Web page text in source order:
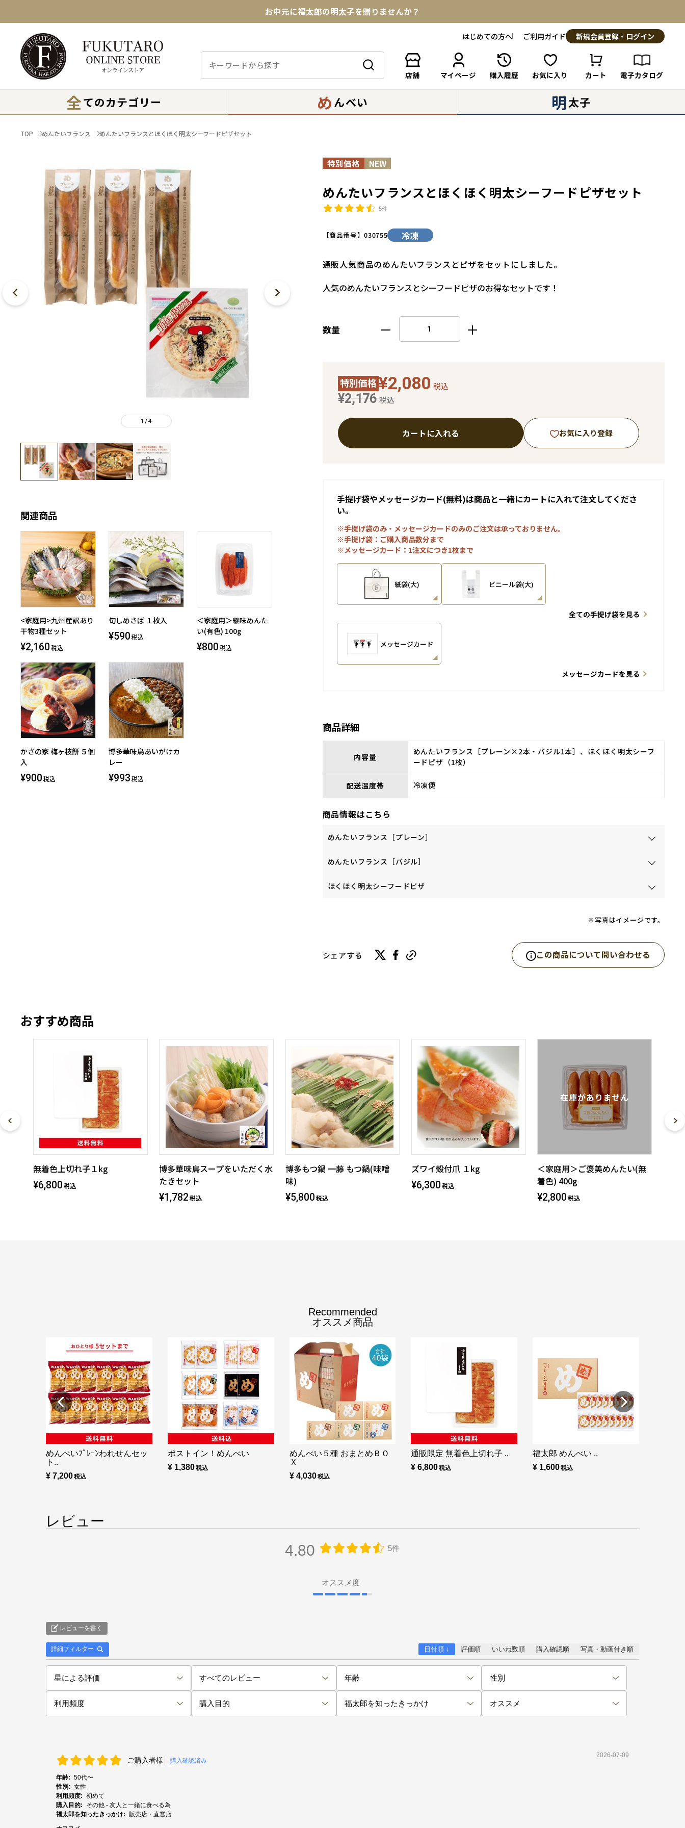
お中元に福太郎の明太子を贈りませんか？
【色々な味を試したい方へ】ポストイン！めんべい
送料全国一律770円！10,800円以上で送料無料
はじめての方へ ご利用ガイド 新規会員登録・ログイン
店舗 マイページ 購入履歴 お気に入り カート 電子カタログ
全てのカテゴリー め んべい 明太子
TOP めんたいフランス めんたいフランスとほくほく明太シーフードピザセット
1 /4
関連商品
<家庭用>九州産訳あり
干物3種セット
¥2,160 税込
旬しめさば １枚入
¥590 税込
＜家庭用＞継味めんた
い(有色) 100g
¥800 税込
かさの家 梅ヶ枝餅 ５個
入
¥900 税込
博多華味鳥あいがけカ
レー
¥993 税込
めんたいフランスとほくほく明太シーフードピザセット
5件
【商品番号】030755 冷凍
通販人気商品のめんたいフランスとピザをセットにしました。
人気のめんたいフランスとシーフードピザのお得なセットです！
数量
¥2,080 税込
特別価格
¥2,176 税込
カートに入れる お気に入り登録
手提げ袋やメッセージカード(無料)は商品と一緒にカートに入れて注文してくださ
い。
※手提げ袋のみ・メッセージカードのみのご注文は承っておりません。
※手提げ袋：ご購入商品数分まで
※メッセージカード：1注文につき1枚まで
紙袋(大) ビニール袋(大)
全ての手提げ袋を見る
メッセージカード
メッセージカードを見る
商品詳細
内容量
めんたいフランス［プレーン×2本・バジル1本］、ほくほく明太シーフ
ードピザ（1枚）
配送温度帯 冷凍便
商品情報はこちら
めんたいフランス［プレーン］
めんたいフランス［バジル］
ほくほく明太シーフードピザ
※写真はイメージです。
シェアする この商品について問い合わせる
おすすめ商品
無着色上切れ子１kg
¥6,800 税込
博多華味鳥スープをいただく水
たきセット
¥1,782 税込
博多もつ鍋 一藤 もつ鍋(味噌
味)
¥5,800 税込
ズワイ殻付爪 １kg
¥6,300 税込
＜家庭用＞ご褒美めんたい(無
着色) 400g
¥2,800 税込
Recommended
オススメ商品
めんべいﾌﾟﾚｰﾝわれせんセッ
ト..
¥ 7,200
ポストイン！めんべい
¥ 1,380
めんべい５種 おまとめＢＯ
Ｘ
¥ 4,030
通販限定 無着色上切れ子 ..
¥ 6,800
福太郎 めんべい ..
¥ 1,600
レビュー
4.80 5件
オススメ度
レビューを書く
詳細フィルター 日付順 ↓ 評価順 いいね数順 購入確認順 写真・動画付き順
ご購入者様 購入確認済み
2026-07-09
年齢: 50代〜
性別: 女性
利用頻度: 初めて
購入目的:
その他 - 友人と一緒に食べる為
福太郎を知ったきっかけ: 販売店・直営店